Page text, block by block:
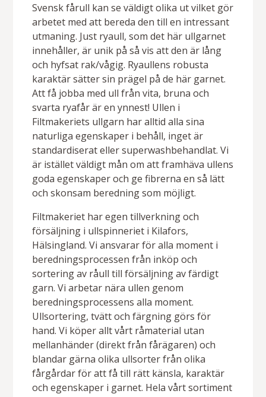
Svensk fårull kan se väldigt olika ut vilket gör
arbetet med att bereda den till en intressant
utmaning. Just ryaull, som det här ullgarnet
innehåller, är unik på så vis att den är lång
och hyfsat rak/vågig. Ryaullens robusta
karaktär sätter sin prägel på de här garnet.
Att få jobba med ull från vita, bruna och
svarta ryafår är en ynnest! Ullen i
Filtmakeriets ullgarn har alltid alla sina
naturliga egenskaper i behåll, inget är
standardiserat eller superwashbehandlat. Vi
är istället väldigt mån om att framhäva ullens
goda egenskaper och ge fibrerna en så lätt
och skonsam beredning som möjligt.
Filtmakeriet har egen tillverkning och
försäljning i ullspinneriet i Kilafors,
Hälsingland. Vi ansvarar för alla moment i
beredningsprocessen från inköp och
sortering av råull till försäljning av färdigt
garn. Vi arbetar nära ullen genom
beredningsprocessens alla moment.
Ullsortering, tvätt och färgning görs för
hand. Vi köper allt vårt råmaterial utan
mellanhänder (direkt från fårägaren) och
blandar gärna olika ullsorter från olika
fårgårdar för att få till rätt känsla, karaktär
och egenskaper i garnet. Hela vårt sortiment